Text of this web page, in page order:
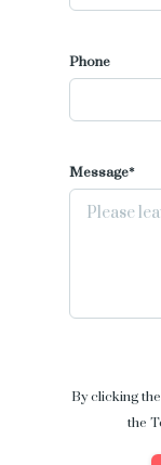
Phone
Message*
By clicking
the